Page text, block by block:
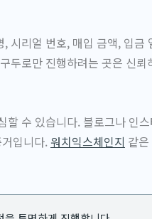
시리얼 번호, 매입 금액, 입금
두로만 진행하려는 곳은 신뢰
수 있습니다. 블로그나 인
입니다. 워치익스체인지 같